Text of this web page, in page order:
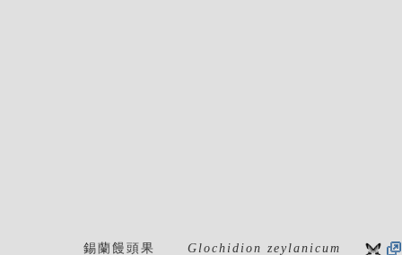
錫蘭饅頭果 Glochidion zeylanicum